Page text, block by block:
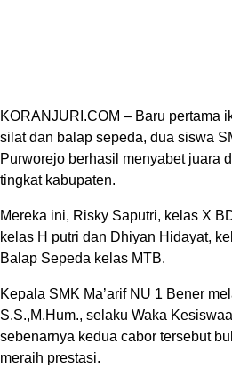
KORANJURI.COM – Baru pertama
silat dan balap sepeda, dua siswa
Purworejo berhasil menyabet juara
tingkat kabupaten.
Mereka ini, Risky Saputri, kelas X
kelas H putri dan Dhiyan Hidayat,
Balap Sepeda kelas MTB.
Kepala SMK Ma’arif NU 1 Bener
S.S.,M.Hum., selaku Waka
sebenarnya kedua cabor tersebut
meraih prestasi.